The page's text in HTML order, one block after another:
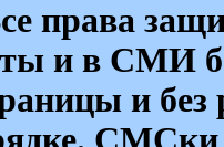
права
и в СМИ
и без